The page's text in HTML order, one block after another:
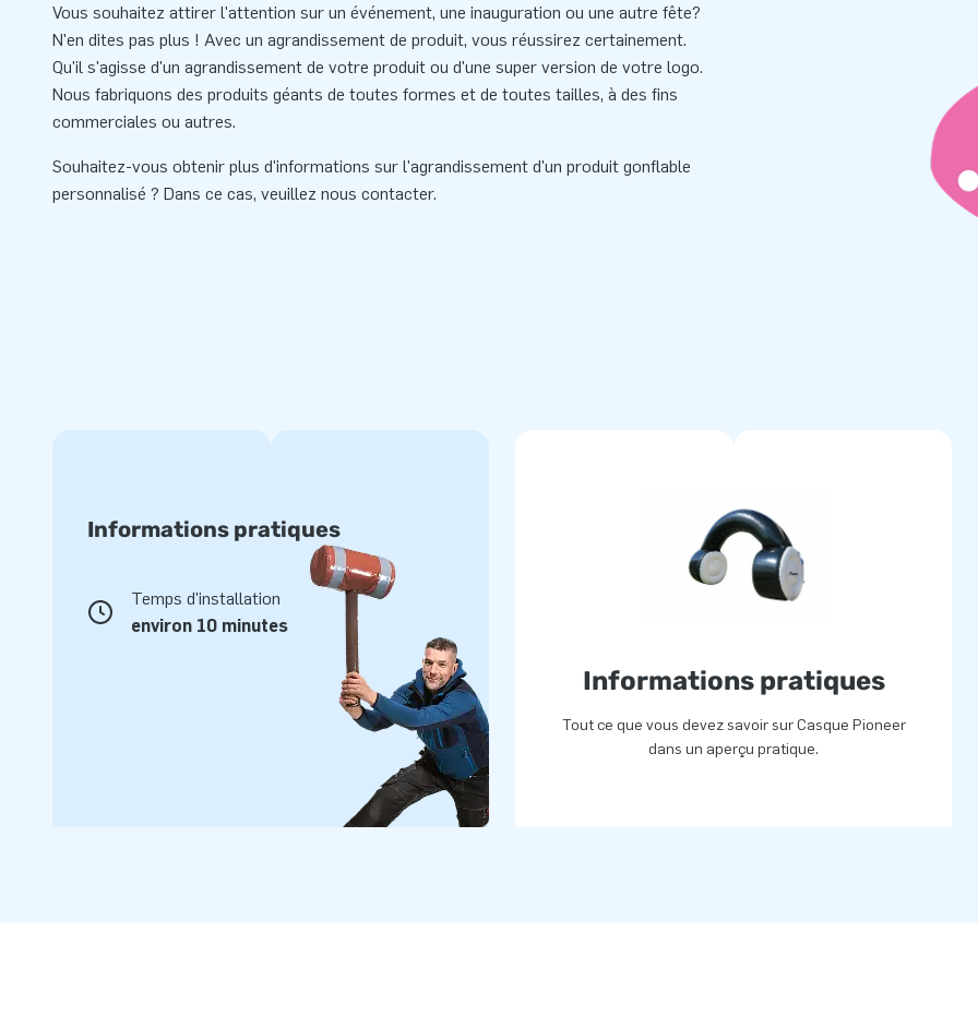
Vous souhaitez attirer l'attention sur un événement, une inauguration ou une autre fête?
N'en dites pas plus ! Avec un agrandissement de produit, vous réussirez certainement.
Qu'il s'agisse d'un agrandissement de votre produit ou d'une super version de votre logo.
Nous fabriquons des produits géants de toutes formes et de toutes tailles, à des fins
commerciales ou autres.
Souhaitez-vous obtenir plus d'informations sur l'agrandissement d'un produit gonflable
personnalisé ? Dans ce cas, veuillez nous contacter.
Informations pratiques
Temps d'installation
environ 10 minutes
Informations pratiques
Tout ce que vous devez savoir sur Casque Pioneer
dans un aperçu pratique.